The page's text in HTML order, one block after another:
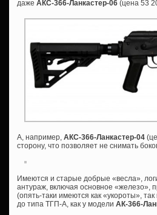
даже АКС-366-Ланкастер-06 (цена 53
А, например, АКС-366-Ланкастер-04
сторону, что позволяет не снимать
Имеются и старые добрые «весла»,
антураж, включая основное «железо»,
(опять-таки имеются как «укороты»,
до типа ТГП-А, как у модели АК-366-